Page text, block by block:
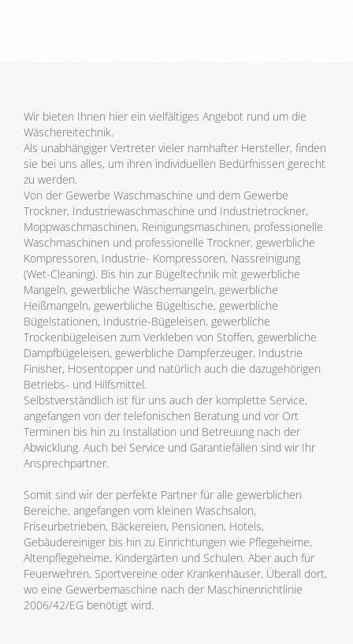
Wir bieten Ihnen hier ein vielfältiges Angebot rund um die
Wäschereitechnik.
Als unabhängiger Vertreter vieler namhafter Hersteller, finden
sie bei uns alles, um ihren individuellen Bedürfnissen gerecht
zu werden.
Von der Gewerbe Waschmaschine und dem Gewerbe
Trockner, Industriewaschmaschine und Industrietrockner,
Moppwaschmaschinen, Reinigungsmaschinen, professionelle
Waschmaschinen und professionelle Trockner, gewerbliche
Kompressoren, Industrie- Kompressoren, Nassreinigung
(Wet-Cleaning). Bis hin zur Bügeltechnik mit gewerbliche
Mangeln, gewerbliche Wäschemangeln, gewerbliche
Heißmangeln, gewerbliche Bügeltische, gewerbliche
Bügelstationen, Industrie-Bügeleisen, gewerbliche
Trockenbügeleisen zum Verkleben von Stoffen, gewerbliche
Dampfbügeleisen, gewerbliche Dampferzeuger, Industrie
Finisher, Hosentopper und natürlich auch die dazugehörigen
Betriebs- und Hilfsmittel.
Selbstverständlich ist für uns auch der komplette Service,
angefangen von der telefonischen Beratung und vor Ort
Terminen bis hin zu Installation und Betreuung nach der
Abwicklung. Auch bei Service und Garantiefällen sind wir Ihr
Ansprechpartner.
Somit sind wir der perfekte Partner für alle gewerblichen
Bereiche, angefangen vom kleinen Waschsalon,
Friseurbetrieben, Bäckereien, Pensionen, Hotels,
Gebäudereiniger bis hin zu Einrichtungen wie Pflegeheime,
Altenpflegeheime, Kindergärten und Schulen. Aber auch für
Feuerwehren, Sportvereine oder Krankenhäuser. Überall dort,
wo eine Gewerbemaschine nach der Maschinenrichtlinie
2006/42/EG benötigt wird.